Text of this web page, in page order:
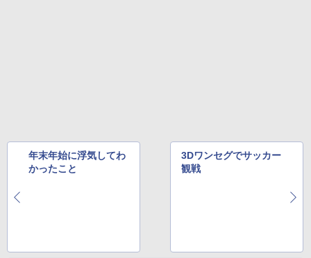
年末年始に浮気してわ
かったこと
3Dワンセグでサッカー
観戦